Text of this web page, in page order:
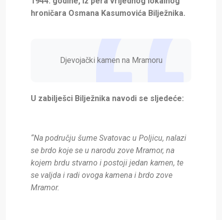
hroničara Osmana Kasumovića Bilježnika.
Djevojački kamen na Mramoru
U zabilješci Bilježnika navodi se sljedeće:
“Na području šume Svatovac u Poljicu, nalazi
se brdo koje se u narodu zove Mramor, na
kojem brdu stvarno i postoji jedan kamen, te
se valjda i radi ovoga kamena i brdo zove
Mramor.